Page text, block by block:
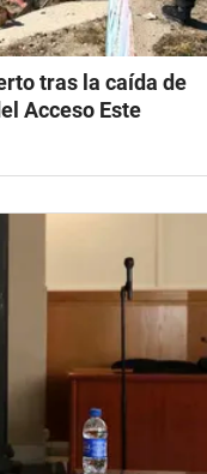
tras la caída de
Acceso Este